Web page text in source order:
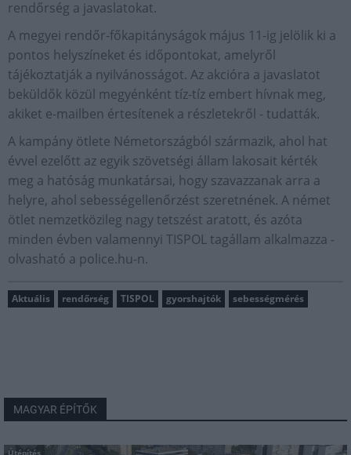
rendőrség a javaslatokat.
A megyei rendőr-főkapitányságok május 11-ig jelölik ki a
pontos helyszíneket és időpontokat, amelyről
tájékoztatják a nyilvánosságot. Az akcióra a javaslatot
beküldők közül megyénként tíz-tíz embert hívnak meg,
akiket e-mailben értesítenek a részletekről - tudatták.
A kampány ötlete Németországból származik, ahol hat
évvel ezelőtt az egyik szövetségi állam lakosait kérték
meg a hatóság munkatársai, hogy szavazzanak arra a
helyre, ahol sebességellenőrzést szeretnének. A német
ötlet nemzetközileg nagy tetszést aratott, és azóta
minden évben valamennyi TISPOL tagállam alkalmazza -
olvasható a police.hu-n.
Aktuális rendőrség TISPOL gyorshajtók sebességmérés
MAGYAR ÉPÍTŐK
Útépítés